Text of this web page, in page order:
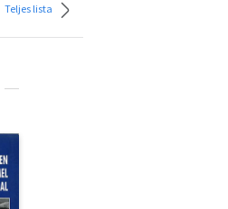
Teljes lista